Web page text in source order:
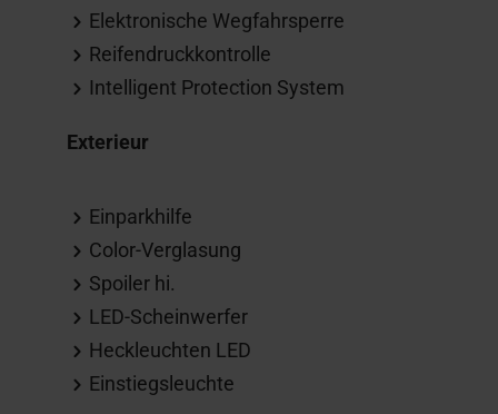
Elektronische Wegfahrsperre
Reifendruckkontrolle
Intelligent Protection System
Exterieur
Einparkhilfe
Color-Verglasung
Spoiler hi.
LED-Scheinwerfer
Heckleuchten LED
Einstiegsleuchte